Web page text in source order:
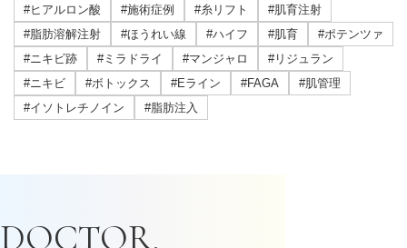
#ヒアルロン酸 #施術症例 #糸リフト
#肌育注射
#脂肪溶解注射
#ほうれい線 #ハイフ #肌育
#ポテンツァ
#ニキビ跡
#ミラドライ #マンジャロ
#リジュラン
#ニキビ
#ボトックス #Eライン #FAGA
#肌管理
#イソトレチノイン
#脂肪注入
DOCTOR.